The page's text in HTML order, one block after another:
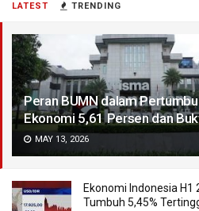
LATEST TRENDING
Peran BUMN dalam
Ekonomi 5,61 Persen dan
MAY 13, 2026
Ekonomi Indonesia H1
Tumbuh 5,45%